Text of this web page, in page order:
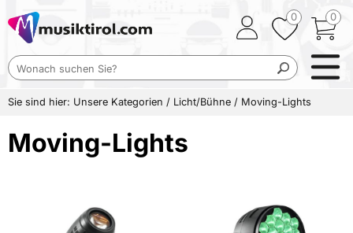
0
0
Sie sind hier: Unsere Kategorien / Licht/Bühne / Moving-Lights
Moving-Lights